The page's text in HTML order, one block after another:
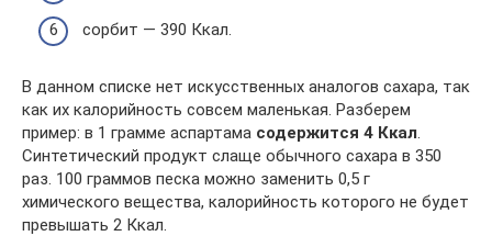
сорбит — 390 Ккал.
В данном списке нет искусственных аналогов сахара, так
как их калорийность совсем маленькая. Разберем
пример: в 1 грамме аспартама содержится 4 Ккал.
Синтетический продукт слаще обычного сахара в 350
раз. 100 граммов песка можно заменить 0,5 г
химического вещества, калорийность которого не будет
превышать 2 Ккал.